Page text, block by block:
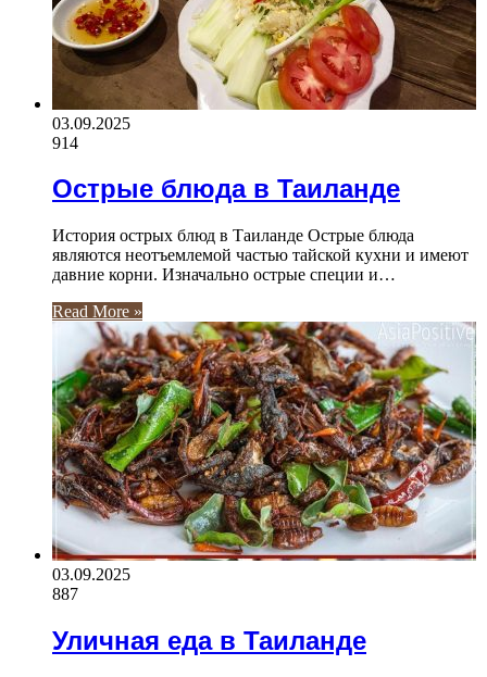
03.09.2025
914
Острые блюда в Таиланде
История острых блюд в Таиланде Острые блюда
являются неотъемлемой частью тайской кухни и имеют
давние корни. Изначально острые специи и…
Read More »
03.09.2025
887
Уличная еда в Таиланде